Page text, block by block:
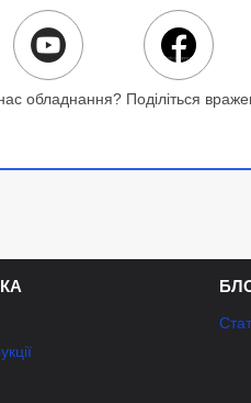
обладнання? Поділіться